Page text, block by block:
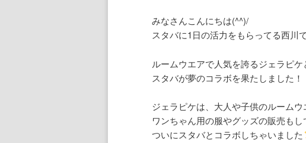
みなさんこんにちは(^^)/
スタバに1日の活力をもらってる西川
ルームウエアで人気を誇るジェラピケ
スタバが夢のコラボを果たしました！
ジェラピケは、大人や子供のルームウ
ワンちゃん用の服やグッズの販売も
ついにスタバとコラボしちゃいました